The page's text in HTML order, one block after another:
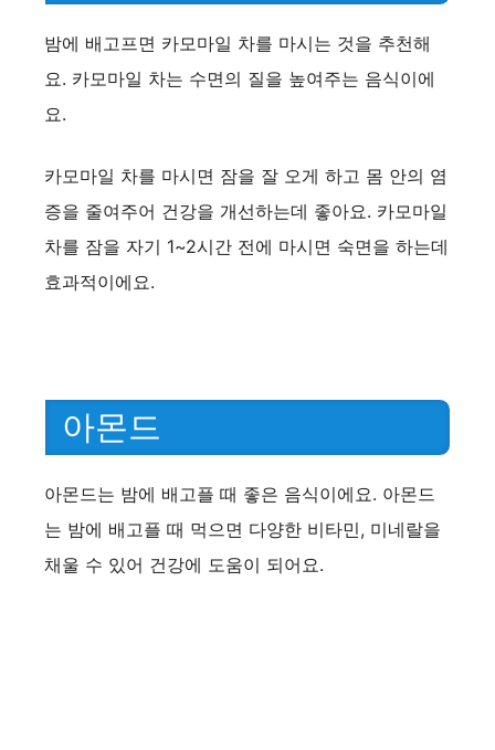
밤에 배고프면 카모마일 차를 마시는 것을 추천해
요. 카모마일 차는 수면의 질을 높여주는 음식이에
요.
카모마일 차를 마시면 잠을 잘 오게 하고 몸 안의 염
증을 줄여주어 건강을 개선하는데 좋아요. 카모마일
차를 잠을 자기 1~2시간 전에 마시면 숙면을 하는데
효과적이에요.
아몬드
아몬드는 밤에 배고플 때 좋은 음식이에요. 아몬드
는 밤에 배고플 때 먹으면 다양한 비타민, 미네랄을
채울 수 있어 건강에 도움이 되어요.